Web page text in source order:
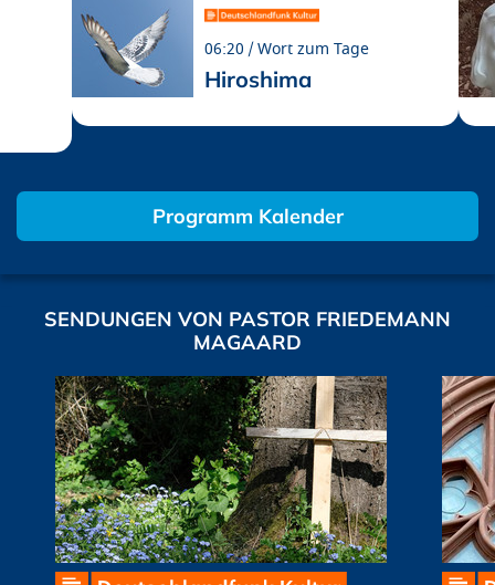
06:20 Wort zum Tage
Hiroshima
Programm Kalender
SENDUNGEN VON PASTOR FRIEDEMANN
MAGAARD